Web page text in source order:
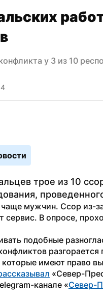
у 3 из 10
трое из 10
мужчин. Ссор из-
сервис. В опросе,
подобные
разгорается
имеют право
«Север-
канале «Север-